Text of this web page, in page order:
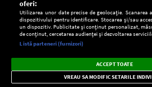
Setări:
Dark
Mode
Radio live, podcasturi, știri și alerte
importante.
oferi:
Utilizarea unor date precise de geolocație.
dispozitivului pentru identificare. Stocarea și/sau
un dispozitiv. Publicitate și conținut personalizat,
de conținut, cercetarea audienței și dezvoltarea
Listă parteneri (furnizori)
ACCEPT TOATE
VREAU SA MODIFIC SETARILE